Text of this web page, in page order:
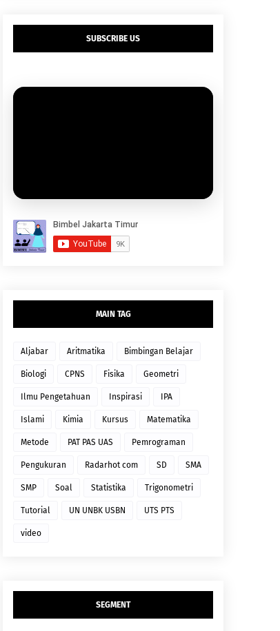
SUBSCRIBE US
MAIN TAG
Aljabar Aritmatika Bimbingan Belajar
Biologi CPNS Fisika Geometri
Ilmu Pengetahuan Inspirasi IPA
Islami Kimia Kursus Matematika
Metode PAT PAS UAS Pemrograman
Pengukuran Radarhot com SD SMA
SMP Soal Statistika Trigonometri
Tutorial UN UNBK USBN UTS PTS
video
SEGMENT